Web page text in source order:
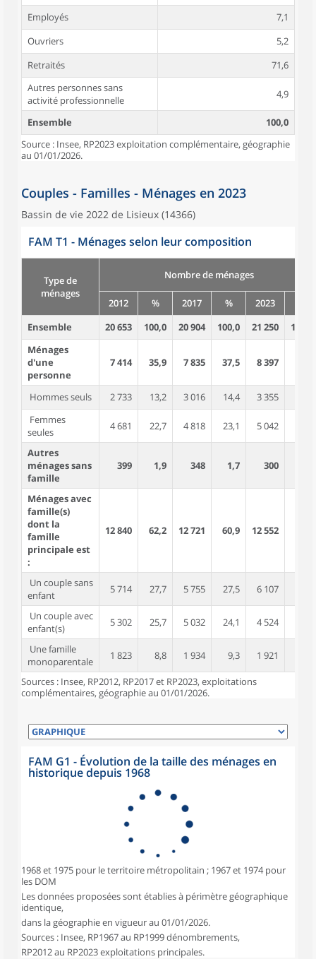
Employés
7,1
Ouvriers
5,2
Retraités
71,6
Autres personnes sans
activité professionnelle
4,9
Ensemble
100,0
Source : Insee, RP2023 exploitation complémentaire, géographie
au 01/01/2026.
Couples - Familles - Ménages en 2023
Bassin de vie 2022 de Lisieux (14366)
FAM T1 - Ménages selon leur composition
Type de
ménages
Nombre de ménages
2012 % 2017 % 2023
Ensemble
20 653 100,0 20 904 100,0 21 250
100,0
Ménages
d'une
personne
7 414 35,9 7 835 37,5 8 397
Hommes seuls 2 733 13,2 3 016 14,4 3 355
Femmes
seules
4 681 22,7 4 818 23,1 5 042
Autres
ménages sans
famille
399 1,9 348 1,7 300
Ménages avec
famille(s)
dont la
famille
principale est
:
12 840 62,2 12 721 60,9 12 552
Un couple sans
enfant
5 714 27,7 5 755 27,5 6 107
Un couple avec
enfant(s)
5 302 25,7 5 032 24,1 4 524
Une famille
monoparentale
1 823 8,8 1 934 9,3 1 921
Sources : Insee, RP2012, RP2017 et RP2023, exploitations
complémentaires, géographie au 01/01/2026.
FAM G1 - Évolution de la taille des ménages en
historique depuis 1968
1968 et 1975 pour le territoire métropolitain ; 1967 et 1974 pour
les DOM
Les données proposées sont établies à périmètre géographique
identique,
dans la géographie en vigueur au 01/01/2026.
Sources : Insee, RP1967 au RP1999 dénombrements,
RP2012 au RP2023 exploitations principales.